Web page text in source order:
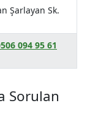
Şarlayan Sk.
094 95 61
Sorulan